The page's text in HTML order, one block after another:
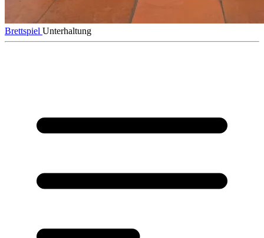
Brettspiel Unterhaltung